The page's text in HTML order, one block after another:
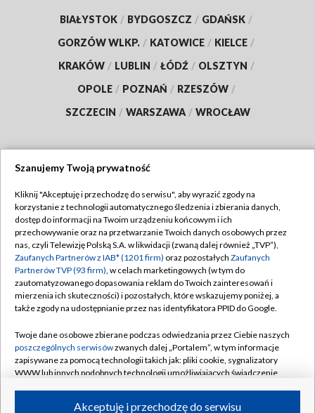
BIAŁYSTOK / BYDGOSZCZ / GDAŃSK /
GORZÓW WLKP. / KATOWICE / KIELCE /
KRAKÓW / LUBLIN / ŁÓDŹ / OLSZTYN /
OPOLE / POZNAŃ / RZESZÓW /
SZCZECIN / WARSZAWA / WROCŁAW
TVP
Abonament TVP
Emisja w TVP
Centrum informacji TVP
Naziemna Telewizja Cyfrowa
Rada Programowa
System NOS
Informacje o nadawcy
Regulamin TVP
Polityka prywatności
Moje zgody
Pomoc
Kontakt
Kanały
Szanujemy Twoją prywatność
Kliknij "Akceptuję i przechodzę do serwisu", aby wyrazić zgody na
korzystanie z technologii automatycznego śledzenia i zbierania danych,
dostęp do informacji na Twoim urządzeniu końcowym i ich
przechowywanie oraz na przetwarzanie Twoich danych osobowych przez
nas, czyli Telewizję Polską S.A. w likwidacji (zwaną dalej również „TVP”),
Zaufanych Partnerów z IAB* (1201 firm) oraz pozostałych Zaufanych
Partnerów TVP (93 firm), w celach marketingowych (w tym do
zautomatyzowanego dopasowania reklam do Twoich zainteresowań i
mierzenia ich skuteczności) i pozostałych, które wskazujemy poniżej, a
także zgody na udostępnianie przez nas identyfikatora PPID do Google.
Twoje dane osobowe zbierane podczas odwiedzania przez Ciebie naszych
poszczególnych serwisówzwanych dalej „Portalem”, w tym informacje
zapisywane za pomocą technologii takich jak: pliki cookie, sygnalizatory
WWW lub innych podobnych technologii umożliwiających świadczenie
ruchu w Internecie.Akceptuję i przechodzę do serwisu